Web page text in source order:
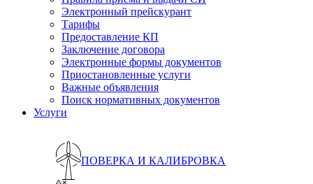
Электронный прейскурант
Тарифы
Предоставление КП
Заключение договора
Электронные формы документов
Приостановленные услуги
Важные объявления
Поиск нормативных документов
Услуги
ПОВЕРКА И КАЛИБРОВКА